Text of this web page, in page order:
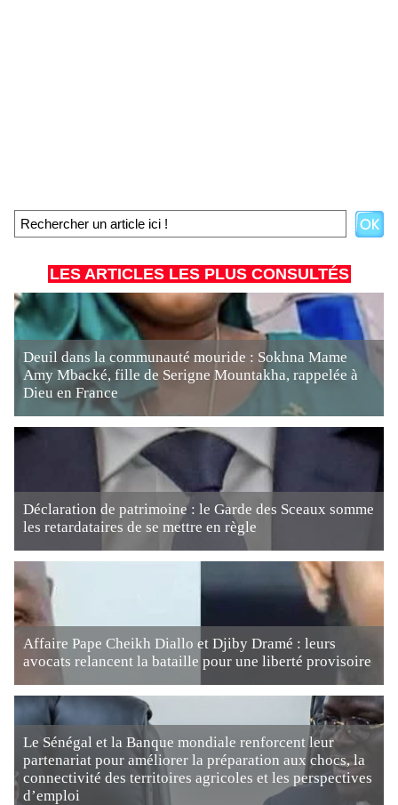
LES ARTICLES LES PLUS CONSULTÉS
Deuil dans la communauté mouride : Sokhna Mame
Amy Mbacké, fille de Serigne Mountakha, rappelée à
Dieu en France
Déclaration de patrimoine : le Garde des Sceaux somme
les retardataires de se mettre en règle
Affaire Pape Cheikh Diallo et Djiby Dramé : leurs
avocats relancent la bataille pour une liberté provisoire
Le Sénégal et la Banque mondiale renforcent leur
partenariat pour améliorer la préparation aux chocs, la
connectivité des territoires agricoles et les perspectives
d’emploi